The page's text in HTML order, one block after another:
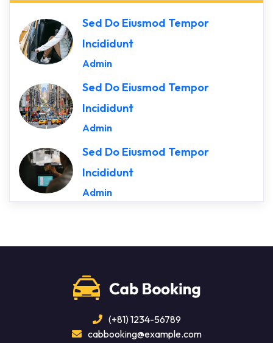
Sed Do Eiusmod Tempor
Incididunt
Admin
Sed Do Eiusmod Tempor
Incididunt
Admin
Sed Do Eiusmod Tempor
Incididunt
Admin
(+81) 1234-56789
cabbooking@example.com